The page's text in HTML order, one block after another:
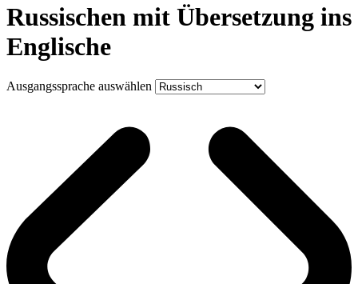
Russischen mit Übersetzung ins
Englische
Ausgangssprache auswählen